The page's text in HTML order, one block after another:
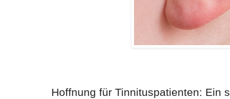
Hoffnung für Tinnituspatienten: Ein